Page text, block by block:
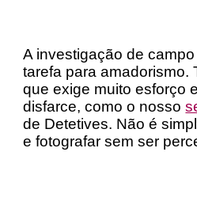
A investigação de
tarefa para amadorismo.
que exige muito esforço
disfarce, como o nosso
de Detetives. Não é
e fotografar sem ser